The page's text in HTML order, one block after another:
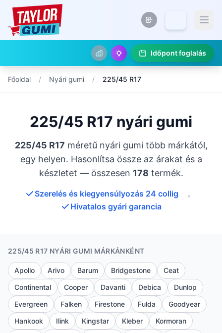
Időpont foglalás
Főoldal / Nyári gumi / 225/45 R17
225/45 R17 nyári gumi
225/45 R17 méretű nyári gumi több márkától,
egy helyen. Hasonlítsa össze az árakat és a
készletet — összesen 178 termék.
Szerelés és kiegyensúlyozás 24 collig
•
Hivatalos gyári garancia
225/45 R17 NYÁRI GUMI MÁRKÁNKÉNT
Apollo Arivo Barum Bridgestone
Ceat
Continental
Cooper Davanti Debica
Dunlop
Evergreen
Falken Firestone Fulda
Goodyear
Hankook
Ilink Kingstar Kleber
Kormoran